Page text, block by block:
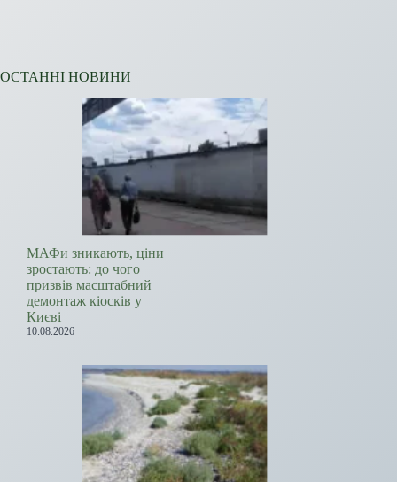
ОСТАННІ НОВИНИ
МАФи зникають, ціни
зростають: до чого
призвів масштабний
демонтаж кіосків у
Києві
10.08.2026